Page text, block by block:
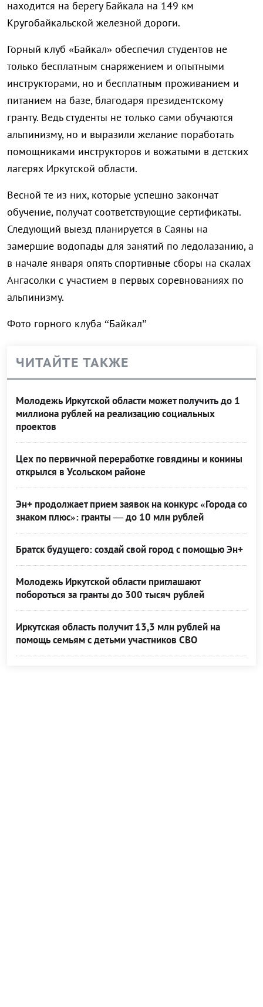
находится на берегу Байкала на 149 км
Кругобайкальской железной дороги.
Горный клуб «Байкал» обеспечил студентов не
только бесплатным снаряжением и опытными
инструкторами, но и бесплатным проживанием и
питанием на базе, благодаря президентскому
гранту. Ведь студенты не только сами обучаются
альпинизму, но и выразили желание поработать
помощниками инструкторов и вожатыми в детских
лагерях Иркутской области.
Весной те из них, которые успешно закончат
обучение, получат соответствующие сертификаты.
Следующий выезд планируется в Саяны на
замершие водопады для занятий по ледолазанию, а
в начале января опять спортивные сборы на скалах
Ангасолки с участием в первых соревнованиях по
альпинизму.
Фото горного клуба “Байкал”
ЧИТАЙТЕ ТАКЖЕ
Молодежь Иркутской области может получить до 1
миллиона рублей на реализацию социальных
проектов
Цех по первичной переработке говядины и конины
открылся в Усольском районе
Эн+ продолжает прием заявок на конкурс «Города со
знаком плюс»: гранты — до 10 млн рублей
Братск будущего: создай свой город с помощью Эн+
Молодежь Иркутской области приглашают
побороться за гранты до 300 тысяч рублей
Иркутская область получит 13,3 млн рублей на
помощь семьям с детьми участников СВО